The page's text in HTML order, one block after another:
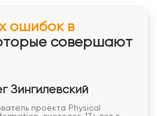
ошибок в
совершают
Зингилевский
проекта Physical